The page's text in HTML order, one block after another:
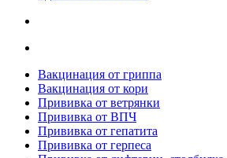
Вакцинация от гриппа
Вакцинация от кори
Прививка от ветрянки
Прививка от ВПЧ
Прививка от гепатита
Прививка от герпеса